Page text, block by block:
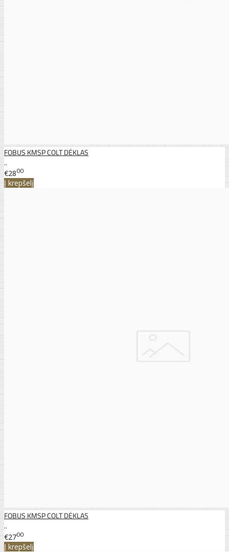
FOBUS KMSP COLT DĖKLAS
..
€2800
Į krepšelį
FOBUS KMSP COLT DĖKLAS
..
€2700
Į krepšelį